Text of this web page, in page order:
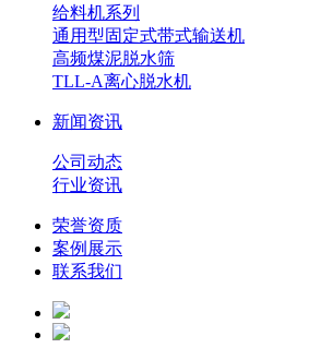
给料机系列
通用型固定式带式输送机
高频煤泥脱水筛
TLL-A离心脱水机
新闻资讯
公司动态
行业资讯
荣誉资质
案例展示
联系我们